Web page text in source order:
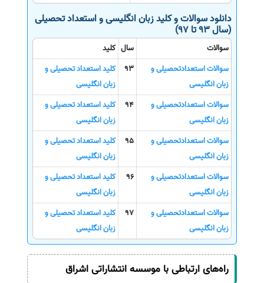
دانلود سوالات و کلید زبان انگلیسی و استعداد تحصیلی
(سال 93 تا 97)
سوالات سال کلید
سوالات استعدادتحصیلی و
زبان انگلیسی
93
کلید استعداد تحصیلی و
زبان انگلیسی
سوالات استعدادتحصیلی و
زبان انگلیسی
94
کلید استعداد تحصیلی و
زبان انگلیسی
سوالات استعدادتحصیلی و
زبان انگلیسی
95
کلید استعداد تحصیلی و
زبان انگلیسی
سوالات استعدادتحصیلی و
زبان انگلیسی
96
کلید استعداد تحصیلی و
زبان انگلیسی
سوالات استعدادتحصیلی و
زبان انگلیسی
97
کلید استعداد تحصیلی و
زبان انگلیسی
راه‌های ارتباطی با موسسه انتشاراتی اشراق